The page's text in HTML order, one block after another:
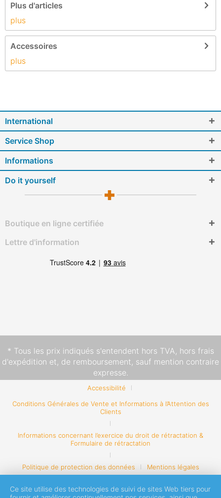
Plus d'articles
plus
Accessoires
plus
International
Service Shop
Informations
Do it yourself
Boutique en ligne certifiée
Lettre d'information
* Tous les prix indiqués s'entendent hors TVA, hors frais
d'expédition et, de remboursement, sauf mention contraire
expresse.
Accessibilité
Conditions Générales de Vente et Informations à l’Attention des
Clients
Informations concernant l’exercice du droit de rétractation &
Formulaire de rétractation
Politique de protection des données Mentions légales
Ce site utilise des technologies de suivi de sites Web tiers pour